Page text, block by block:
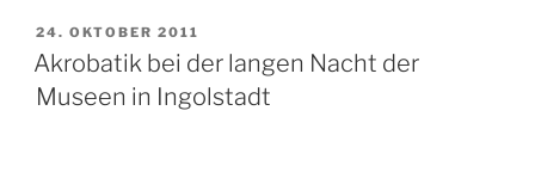
VERÖFFENTLICHT
AM
24. OKTOBER 2011
Akrobatik bei der langen Nacht der
Museen in Ingolstadt